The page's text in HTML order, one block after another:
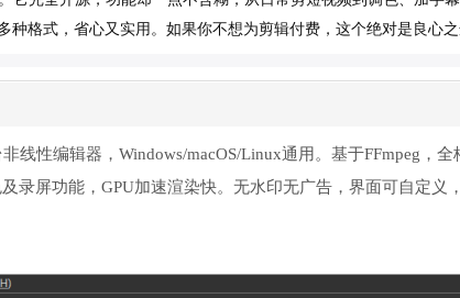
格式，省心又实用。如果你不想为剪辑付费，这个绝对是良心之
线性编辑器，Windows/macOS/Linux通用。基于FFmpeg，
录屏功能，GPU加速渲染快。无水印无广告，界面可自定义